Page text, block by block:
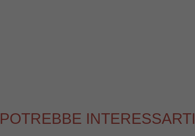
POTREBBE INTERESSARTI